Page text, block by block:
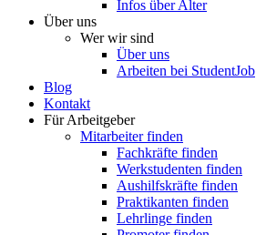
Infos über Alter
Über uns
Wer wir sind
Über uns
Arbeiten bei StudentJob
Blog
Kontakt
Für Arbeitgeber
Mitarbeiter finden
Fachkräfte finden
Werkstudenten finden
Aushilfskräfte finden
Praktikanten finden
Lehrlinge finden